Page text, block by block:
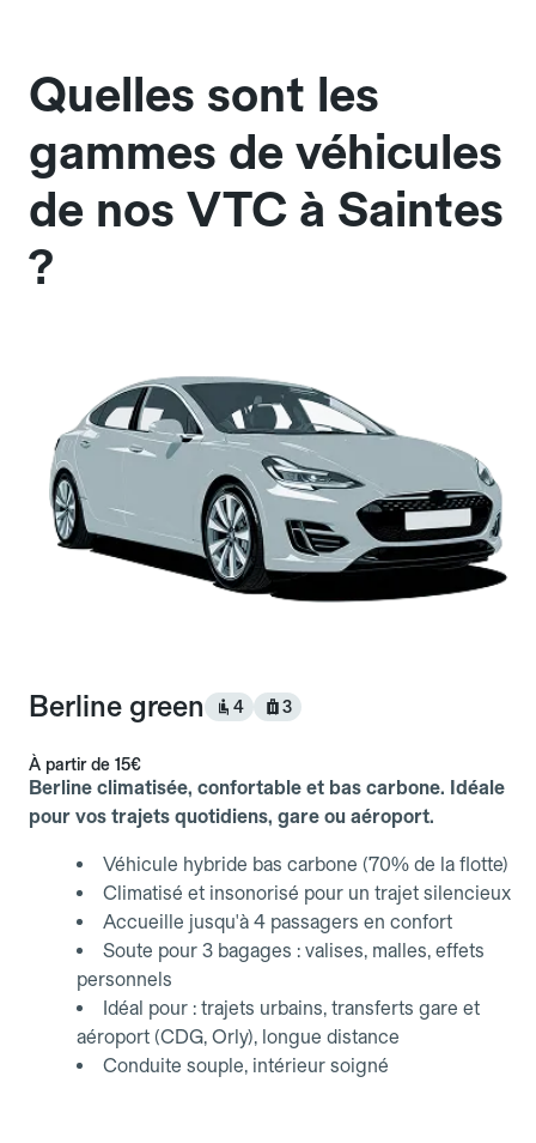
Quelles sont les
gammes de véhicules
de nos VTC à Saintes
?
Berline green 4 3
À partir de 15€
Berline climatisée, confortable et bas carbone. Idéale
pour vos trajets quotidiens, gare ou aéroport.
Véhicule hybride bas carbone (70% de la flotte)
Climatisé et insonorisé pour un trajet silencieux
Accueille jusqu'à 4 passagers en confort
Soute pour 3 bagages : valises, malles, effets
personnels
Idéal pour : trajets urbains, transferts gare et
aéroport (CDG, Orly), longue distance
Conduite souple, intérieur soigné